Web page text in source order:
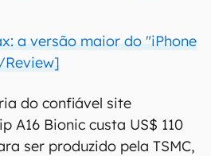
a versão maior do "iPhone
Review]
do confiável site
A16 Bionic custa US$ 110
ser produzido pela TSMC,